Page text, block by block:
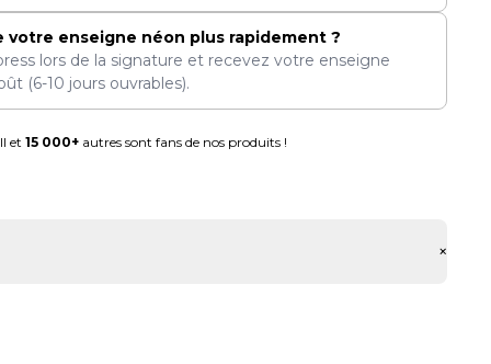
votre enseigne néon plus rapidement ?
lors de la signature et recevez votre enseigne
(6-10 jours ouvrables).
et 15 000+autres sont fans de nos produits !
+